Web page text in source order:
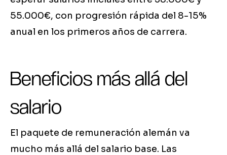
55.000€, con progresión rápida del 8-15%
anual en los primeros años de carrera.
Beneficios más allá del
salario
El paquete de remuneración alemán va
mucho más allá del salario base. Las